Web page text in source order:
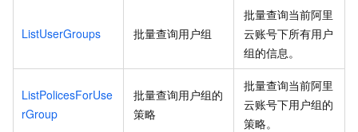
ListUserGroups 批量查询用户组
批量查询当前阿里
云账号下所有用户
组的信息。
ListPolicesForUse
rGroup
批量查询用户组的
策略
批量查询当前阿里
云账号下用户组的
策略。